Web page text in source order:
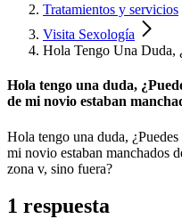
Tratamientos y servicios
Visita Sexología
Hola Tengo Una Duda,
Hola tengo una duda,
de mi novio estaban
Hola tengo una duda,
mi novio estaban manchados
zona v, sino fuera?
1 respuesta